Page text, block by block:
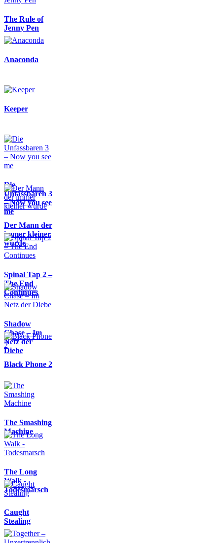
The Rule of
Jenny Pen
Anaconda
Keeper
Die
Unfassbaren 3
– Now you see
me
Der Mann der
immer kleiner
wurde
Spinal Tap 2 –
The End
Continues
Shadow
Chase – Im
Netz der
Diebe
Black Phone 2
The Smashing
Machine
The Long
Walk -
Todesmarsch
Caught
Stealing